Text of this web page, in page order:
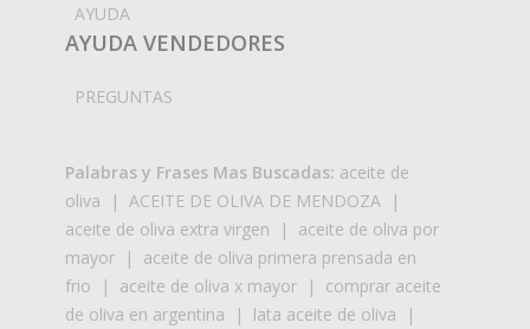
AYUDA
AYUDA VENDEDORES
PREGUNTAS
Palabras y Frases Mas Buscadas: aceite de
oliva | ACEITE DE OLIVA DE MENDOZA |
aceite de oliva extra virgen | aceite de oliva por
mayor | aceite de oliva primera prensada en
frio | aceite de oliva x mayor | comprar aceite
de oliva en argentina | lata aceite de oliva |